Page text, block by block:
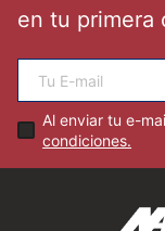
en tu primera
Al enviar tu e-
condiciones.